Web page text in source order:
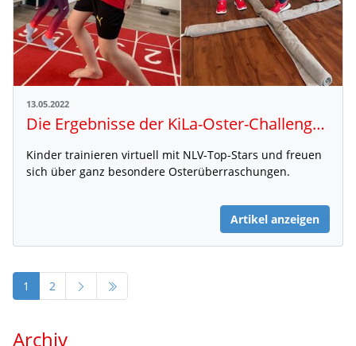
13.05.2022
Die Ergebnisse der KiLa-Oster-Challenge 2022
Kinder trainieren virtuell mit NLV-Top-Stars und freuen
sich über ganz besondere Osterüberraschungen.
Artikel anzeigen
1 2
Archiv